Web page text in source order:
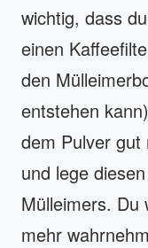
wichtig, dass
einen
den
entstehen
dem Pulver
und lege
Mülleimers. Du
mehr